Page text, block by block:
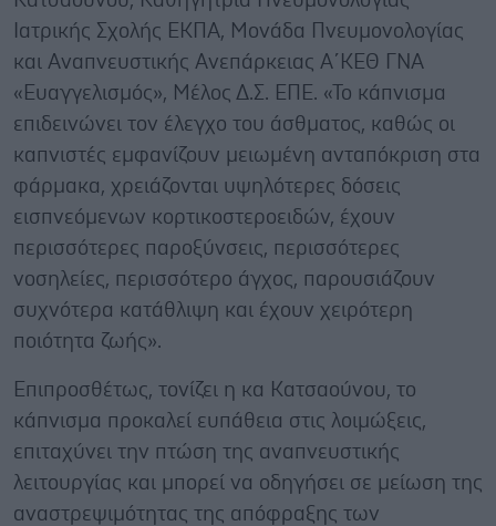
Ιατρικής Σχολής ΕΚΠΑ, Μονάδα Πνευμονολογίας
και Αναπνευστικής Ανεπάρκειας Α΄ΚΕΘ ΓΝΑ
«Ευαγγελισμός», Μέλος Δ.Σ. ΕΠΕ. «Το κάπνισμα
επιδεινώνει τον έλεγχο του άσθματος, καθώς οι
καπνιστές εμφανίζουν μειωμένη ανταπόκριση στα
φάρμακα, χρειάζονται υψηλότερες δόσεις
εισπνεόμενων κορτικοστεροειδών, έχουν
περισσότερες παροξύνσεις, περισσότερες
νοσηλείες, περισσότερο άγχος, παρουσιάζουν
συχνότερα κατάθλιψη και έχουν χειρότερη
ποιότητα ζωής».
Επιπροσθέτως, τονίζει η κα Κατσαούνου, το
κάπνισμα προκαλεί ευπάθεια στις λοιμώξεις,
επιταχύνει την πτώση της αναπνευστικής
λειτουργίας και μπορεί να οδηγήσει σε μείωση της
αναστρεψιμότητας της απόφραξης των